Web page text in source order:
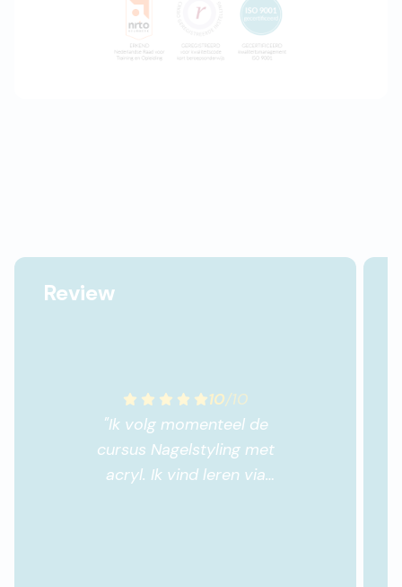
Review
10/10
"Ik volg momenteel de
cursus Nagelstyling met
acryl. Ik vind leren via